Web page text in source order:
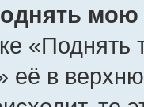
мою
«Поднять
её в